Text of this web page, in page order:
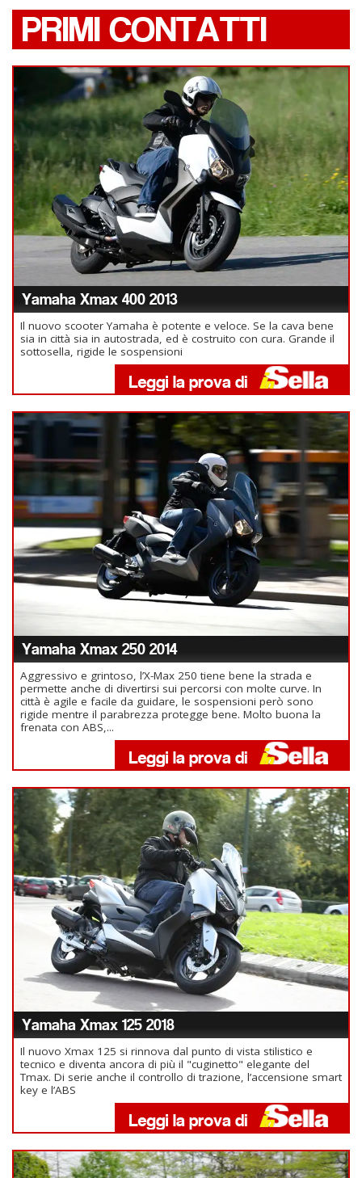
PRIMI CONTATTI
Yamaha Xmax 400 2013
Il nuovo scooter Yamaha è potente e veloce. Se la cava bene
sia in città sia in autostrada, ed è costruito con cura. Grande il
sottosella, rigide le sospensioni
Yamaha Xmax 250 2014
Aggressivo e grintoso, l’X-Max 250 tiene bene la strada e
permette anche di divertirsi sui percorsi con molte curve. In
città è agile e facile da guidare, le sospensioni però sono
rigide mentre il parabrezza protegge bene. Molto buona la
frenata con ABS,...
Yamaha Xmax 125 2018
Il nuovo Xmax 125 si rinnova dal punto di vista stilistico e
tecnico e diventa ancora di più il "cuginetto" elegante del
Tmax. Di serie anche il controllo di trazione, l’accensione smart
key e l’ABS